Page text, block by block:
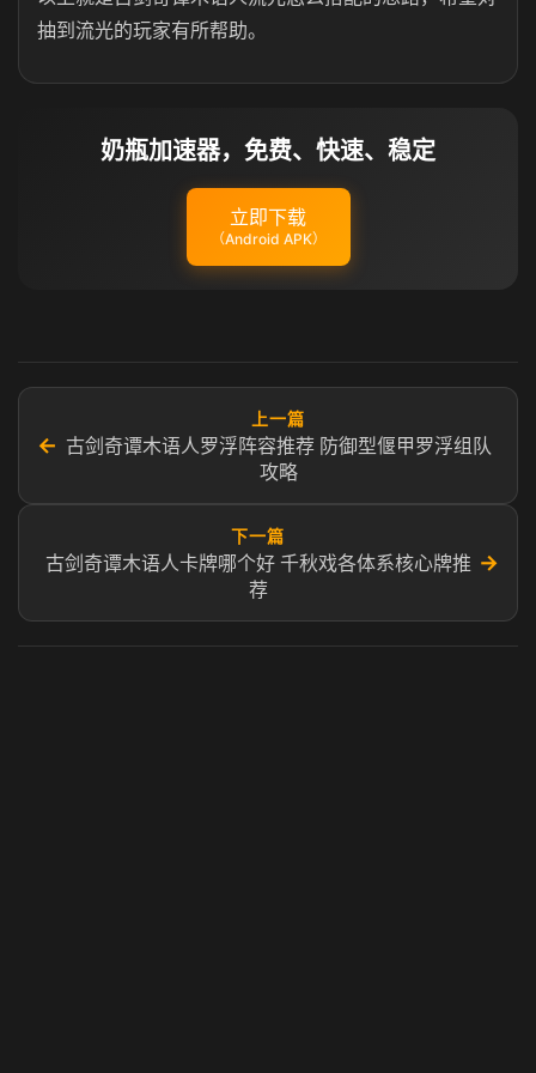
抽到流光的玩家有所帮助。
奶瓶加速器，免费、快速、稳定
立即下载
（Android APK）
←
上一篇
古剑奇谭木语人罗浮阵容推荐 防御型偃甲罗浮组队
攻略
下一篇
古剑奇谭木语人卡牌哪个好 千秋戏各体系核心牌推
荐
→